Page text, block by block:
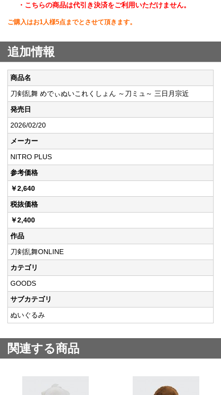
・こちらの商品は代引き決済をご利用いただけません。
ご購入はお1人様5点までとさせて頂きます。
追加情報
商品名
刀剣乱舞 めでぃぬいこれくしょん ～刀ミュ～ 三日月宗近
発売日
2026/02/20
メーカー
NITRO PLUS
参考価格
￥2,640
税抜価格
￥2,400
作品
刀剣乱舞ONLINE
カテゴリ
GOODS
サブカテゴリ
ぬいぐるみ
関連する商品